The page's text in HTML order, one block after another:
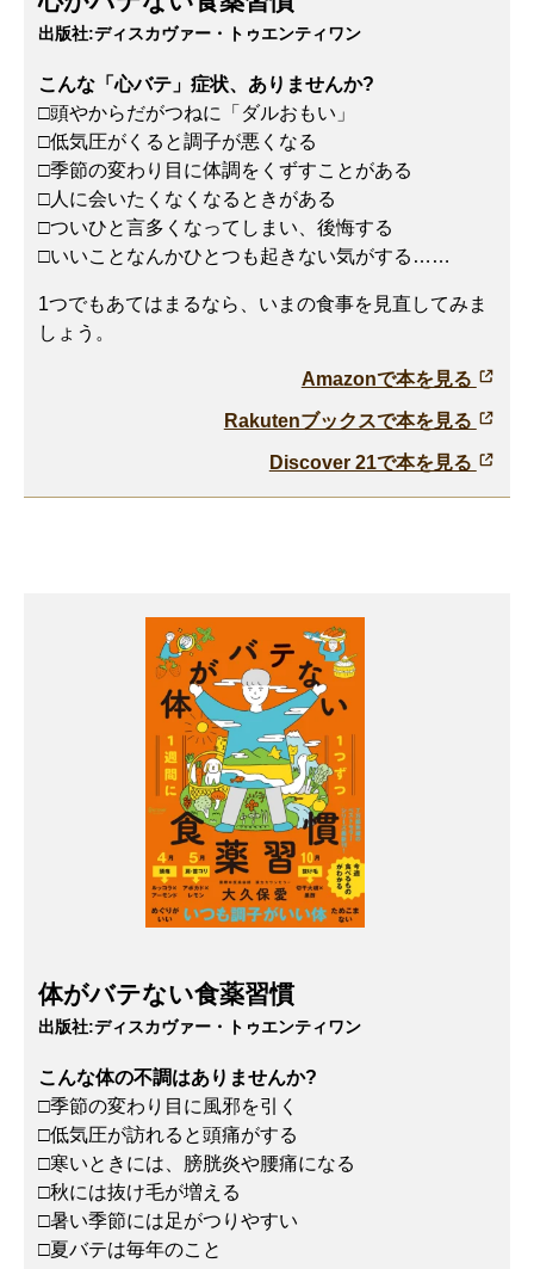
出版社:ディスカヴァー・トゥエンティワン
こんな「心バテ」症状、ありませんか?
□頭やからだがつねに「ダルおもい」
□低気圧がくると調子が悪くなる
□季節の変わり目に体調をくずすことがある
□人に会いたくなくなるときがある
□ついひと言多くなってしまい、後悔する
□いいことなんかひとつも起きない気がする……
1つでもあてはまるなら、いまの食事を見直してみま
しょう。
Amazonで本を見る
Rakutenブックスで本を見る
Discover 21で本を見る
体がバテない食薬習慣
出版社:ディスカヴァー・トゥエンティワン
こんな体の不調はありませんか?
□季節の変わり目に風邪を引く
□低気圧が訪れると頭痛がする
□寒いときには、膀胱炎や腰痛になる
□秋には抜け毛が増える
□暑い季節には足がつりやすい
□夏バテは毎年のこと